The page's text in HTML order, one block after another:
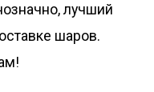
лучший
шаров.